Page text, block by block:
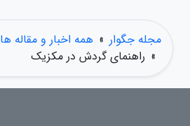
مجله جگوار » همه اخبار و مقاله ها
» راهنمای گردش در مکزیک